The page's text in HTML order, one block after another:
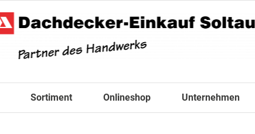
Sortiment Onlineshop Unternehmen